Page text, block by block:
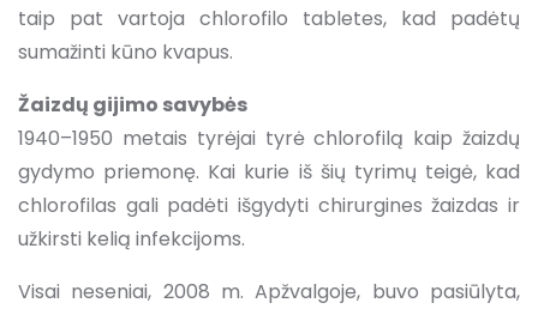
taip pat vartoja chlorofilo tabletes, kad padėtų
sumažinti kūno kvapus.
Žaizdų gijimo savybės
1940–1950 metais tyrėjai tyrė chlorofilą kaip žaizdų
gydymo priemonę. Kai kurie iš šių tyrimų teigė, kad
chlorofilas gali padėti išgydyti chirurgines žaizdas ir
užkirsti kelią infekcijoms.
Visai neseniai, 2008 m. Apžvalgoje, buvo pasiūlyta,